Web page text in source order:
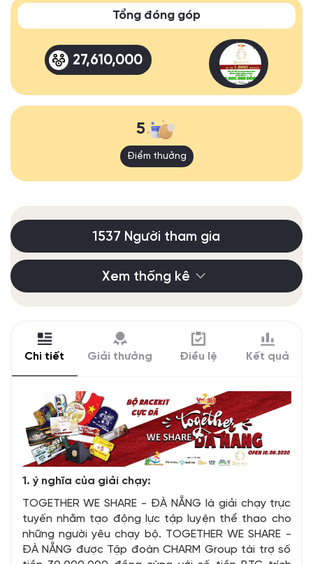
Tổng đóng góp
27,610,000
5
Điểm thưởng
1537 Người tham gia
Xem thống kê
Chi tiết Giải thưởng Điều lệ Kết quả
1. ý nghĩa của giải chạy:
TOGETHER WE SHARE - ĐÀ NẴNG là giải chạy trực
tuyến nhằm tạo động lực tập luyện thể thao cho
những người yêu chạy bộ. TOGETHER WE SHARE -
ĐÀ NẴNG được Tập đoàn CHARM Group tài trợ số